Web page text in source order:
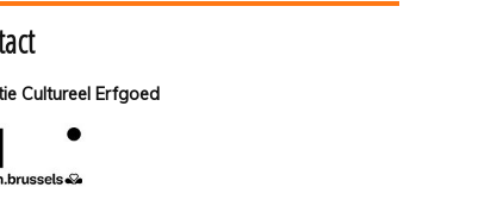
Cultureel Erfgoed